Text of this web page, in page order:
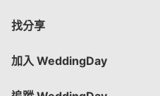
找分享
加入 WeddingDay